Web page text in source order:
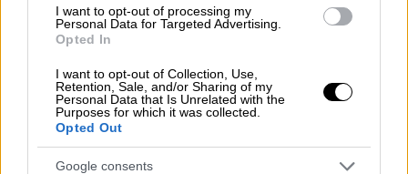
I want to opt-out of processing my
Personal Data for Targeted Advertising.
Opted In
I want to opt-out of Collection, Use,
Retention, Sale, and/or Sharing of my
Personal Data that Is Unrelated with the
Purposes for which it was collected.
Opted Out
Google consents